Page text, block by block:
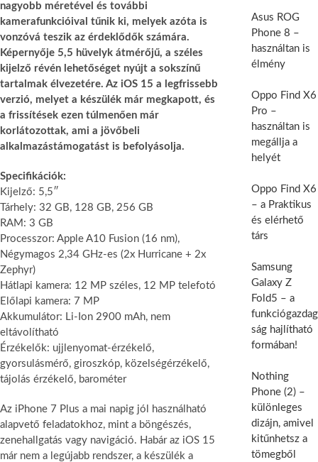
nagyobb méretével és további
kamerafunkcióival tűnik ki, melyek azóta is
vonzóvá teszik az érdeklődők számára.
Képernyője 5,5 hüvelyk átmérőjű, a széles
kijelző révén lehetőséget nyújt a sokszínű
tartalmak élvezetére. Az iOS 15 a legfrissebb
verzió, melyet a készülék már megkapott, és
a frissítések ezen túlmenően már
korlátozottak, ami a jövőbeli
alkalmazástámogatást is befolyásolja.
Specifikációk:
Kijelző: 5,5″
Tárhely: 32 GB, 128 GB, 256 GB
RAM: 3 GB
Processzor: Apple A10 Fusion (16 nm),
Négymagos 2,34 GHz-es (2x Hurricane + 2x
Zephyr)
Hátlapi kamera: 12 MP széles, 12 MP telefotó
Előlapi kamera: 7 MP
Akkumulátor: Li-Ion 2900 mAh, nem
eltávolítható
Érzékelők: ujjlenyomat-érzékelő,
gyorsulásmérő, giroszkóp, közelségérzékelő,
tájolás érzékelő, barométer
Az iPhone 7 Plus a mai napig jól használható
alapvető feladatokhoz, mint a böngészés,
zenehallgatás vagy navigáció. Habár az iOS 15
már nem a legújabb rendszer, a készülék a
Asus ROG
Phone 8 –
használtan is
élmény
Oppo Find X6
Pro –
használtan is
megállja a
helyét
Oppo Find X6
– a Praktikus
és elérhető
társ
Samsung
Galaxy Z
Fold5 – a
funkciógazdag
ság hajlítható
formában!
Nothing
Phone (2) –
különleges
dizájn, amivel
kitűnhetsz a
tömegből